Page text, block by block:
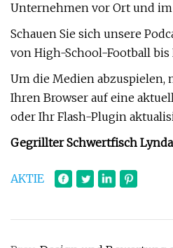
Unternehmen vor Ort und im
Schauen Sie sich unsere
von High-School-Football bis
Um die Medien abzuspielen,
Ihren Browser auf eine
oder Ihr Flash-Plugin
Gegrillter Schwertfisch
AKTIE